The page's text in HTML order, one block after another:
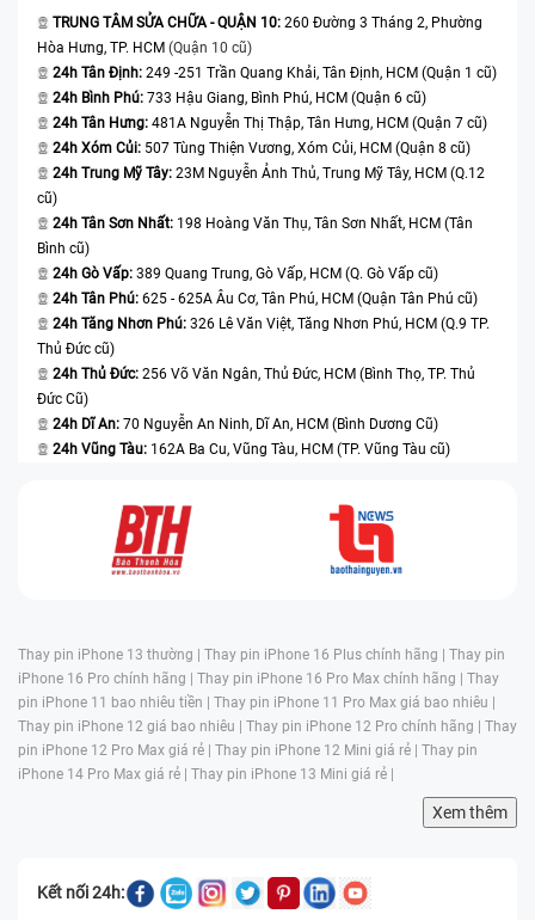
TRUNG TÂM SỬA CHỮA - QUẬN 10: 260 Đường 3 Tháng 2, Phường
Hòa Hưng, TP. HCM (Quận 10 cũ)
24h Tân Định: 249 -251 Trần Quang Khải, Tân Định, HCM (Quận 1 cũ)
24h Bình Phú: 733 Hậu Giang, Bình Phú, HCM (Quận 6 cũ)
24h Tân Hưng: 481A Nguyễn Thị Thập, Tân Hưng, HCM (Quận 7 cũ)
24h Xóm Củi: 507 Tùng Thiện Vương, Xóm Củi, HCM (Quận 8 cũ)
24h Trung Mỹ Tây: 23M Nguyễn Ảnh Thủ, Trung Mỹ Tây, HCM (Q.12
cũ)
24h Tân Sơn Nhất: 198 Hoàng Văn Thụ, Tân Sơn Nhất, HCM (Tân
Bình cũ)
24h Gò Vấp: 389 Quang Trung, Gò Vấp, HCM (Q. Gò Vấp cũ)
24h Tân Phú: 625 - 625A Âu Cơ, Tân Phú, HCM (Quận Tân Phú cũ)
24h Tăng Nhơn Phú: 326 Lê Văn Việt, Tăng Nhơn Phú, HCM (Q.9 TP.
Thủ Đức cũ)
24h Thủ Đức: 256 Võ Văn Ngân, Thủ Đức, HCM (Bình Thọ, TP. Thủ
Đức Cũ)
24h Dĩ An: 70 Nguyễn An Ninh, Dĩ An, HCM (Bình Dương Cũ)
24h Vũng Tàu: 162A Ba Cu, Vũng Tàu, HCM (TP. Vũng Tàu cũ)
Thay pin iPhone 13 thường | Thay pin iPhone 16 Plus chính hãng | Thay pin
iPhone 16 Pro chính hãng | Thay pin iPhone 16 Pro Max chính hãng | Thay
pin iPhone 11 bao nhiêu tiền | Thay pin iPhone 11 Pro Max giá bao nhiêu |
Thay pin iPhone 12 giá bao nhiêu | Thay pin iPhone 12 Pro chính hãng | Thay
pin iPhone 12 Pro Max giá rẻ | Thay pin iPhone 12 Mini giá rẻ | Thay pin
iPhone 14 Pro Max giá rẻ | Thay pin iPhone 13 Mini giá rẻ |
Xem thêm
Kết nối 24h: